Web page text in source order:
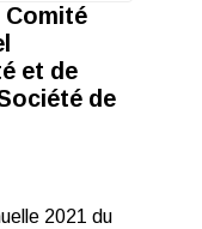
Comité
et de
de
2021 du